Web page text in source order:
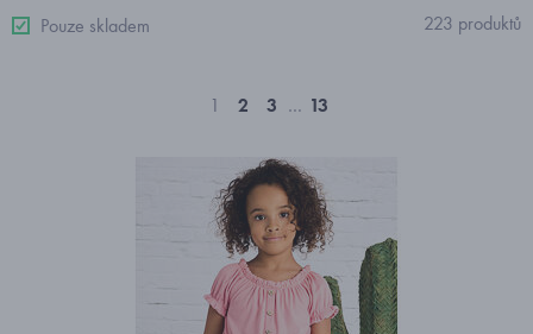
Pouze skladem 223 produktů
1 2 3 … 13